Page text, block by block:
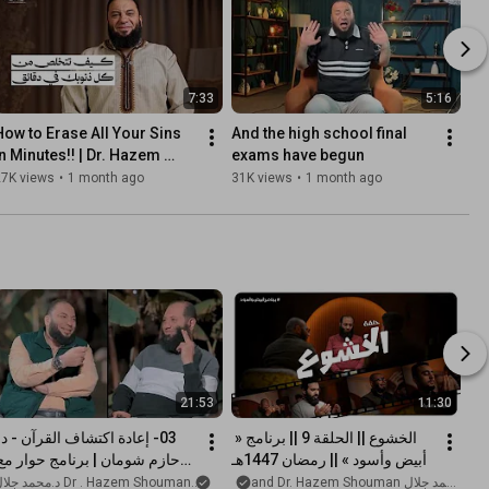
7:33
to Erase All Your Sins
Minutes!! | Dr. Hazem
views • 1 month ago
5:16
And the high school final
exams have begun
31K views • 1 month ago
د . حازم شومان - Dr . Hazem Shouman
21:53
د . حازم شومان - Dr . Hazem Shoumanand د.محمد جلال
11:30
أبيض وأسود » || رمضان 1447هـ
د.محمد جلال and Dr. Hazem Shouman